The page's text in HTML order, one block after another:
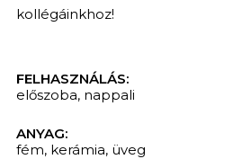
kollégáinkhoz!
FELHASZNÁLÁS:
előszoba, nappali
ANYAG:
fém, kerámia, üveg